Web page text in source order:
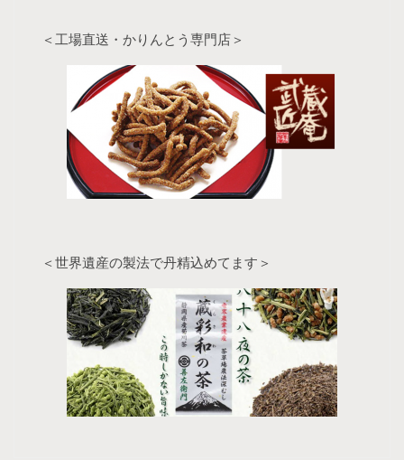
＜工場直送・かりんとう専門店＞
＜世界遺産の製法で丹精込めてます＞